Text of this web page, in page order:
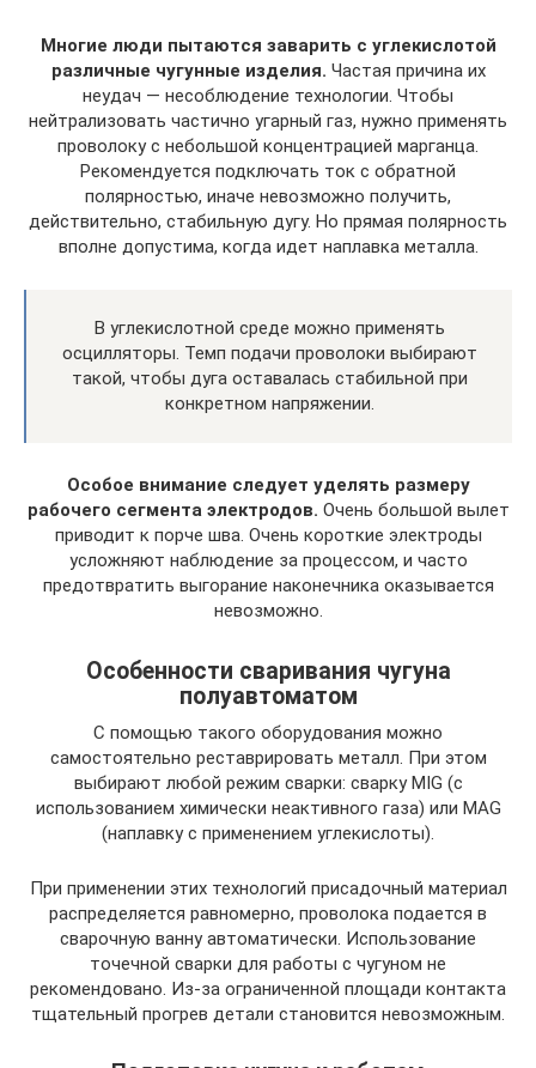
Многие люди пытаются заварить с углекислотой
различные чугунные изделия. Частая причина их
неудач — несоблюдение технологии. Чтобы
нейтрализовать частично угарный газ, нужно применять
проволоку с небольшой концентрацией марганца.
Рекомендуется подключать ток с обратной
полярностью, иначе невозможно получить,
действительно, стабильную дугу. Но прямая полярность
вполне допустима, когда идет наплавка металла.
В углекислотной среде можно применять
осцилляторы. Темп подачи проволоки выбирают
такой, чтобы дуга оставалась стабильной при
конкретном напряжении.
Особое внимание следует уделять размеру
рабочего сегмента электродов. Очень большой вылет
приводит к порче шва. Очень короткие электроды
усложняют наблюдение за процессом, и часто
предотвратить выгорание наконечника оказывается
невозможно.
Особенности сваривания чугуна
полуавтоматом
С помощью такого оборудования можно
самостоятельно реставрировать металл. При этом
выбирают любой режим сварки: сварку MIG (с
использованием химически неактивного газа) или MAG
(наплавку с применением углекислоты).
При применении этих технологий присадочный материал
распределяется равномерно, проволока подается в
сварочную ванну автоматически. Использование
точечной сварки для работы с чугуном не
рекомендовано. Из-за ограниченной площади контакта
тщательный прогрев детали становится невозможным.